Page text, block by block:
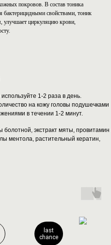
покровов. В состав тоника
бактерицидными свойствами, тоник
улучшает циркуляцию крови,
1-2 раза в день.
на кожу головы подушечками
в течении 1-2 минут.
болотной, экстракт мяты, провитамин
ментола, растительный кератин,
last
chance